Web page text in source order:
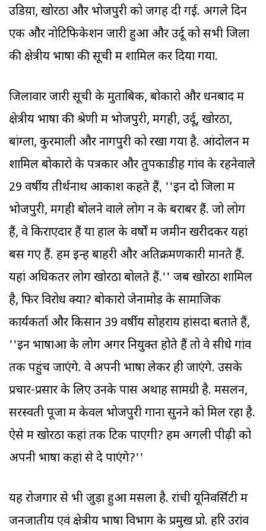
उडिय़ा, खोरठा और भोजपुरी को जगह दी गई. अगले दिन
एक और नोटिफिकेशन जारी हुआ और उर्दू को सभी जिलों
की क्षेत्रीय भाषा की सूची में शामिल कर दिया गया.
जिलावार जारी सूची के मुताबिक, बोकारो और धनबाद में
क्षेत्रीय भाषा की श्रेणी में भोजपुरी, मगही, उर्दू, खोरठा,
बांग्ला, कुरमाली और नागपुरी को रखा गया है. आंदोलन में
शामिल बोकारो के पत्रकार और तुपकाडीह गांव के रहनेवाले
29 वर्षीय तीर्थनाथ आकाश कहते हैं, ''इन दो जिलों में
भोजपुरी, मगही बोलने वाले लोग न के बराबर हैं. जो लोग
हैं, वे किराएदार हैं या हाल के वर्षों में जमीन खरीदकर यहां
बस गए हैं. हम इन्हें बाहरी और अतिक्रमणकारी मानते हैं.
यहां अधिकतर लोग खोरठा बोलते हैं.'' जब खोरठा शामिल
है, फिर विरोध क्यों? बोकारो जेनामोड़ के सामाजिक
कार्यकर्ता और किसान 39 वर्षीय सोहराय हांसदा बताते हैं,
''इन भाषाओं के लोग अगर नियुक्त होते हैं तो वे सीधे गांव
तक पहुंच जाएंगे. वे अपनी भाषा लेकर ही जाएंगे. उसके
प्रचार-प्रसार के लिए उनके पास अथाह सामग्री है. मसलन,
सरस्वती पूजा में केवल भोजपुरी गाना सुनने को मिल रहा है.
ऐसे में खोरठा कहां तक टिक पाएगी? हम अगली पीढ़ी को
अपनी भाषा कहां से दे पाएंगे?''
यह रोजगार से भी जुड़ा हुआ मसला है. रांची यूनिवर्सिटी में
जनजातीय एवं क्षेत्रीय भाषा विभाग के प्रमुख प्रो. हरि उरांव